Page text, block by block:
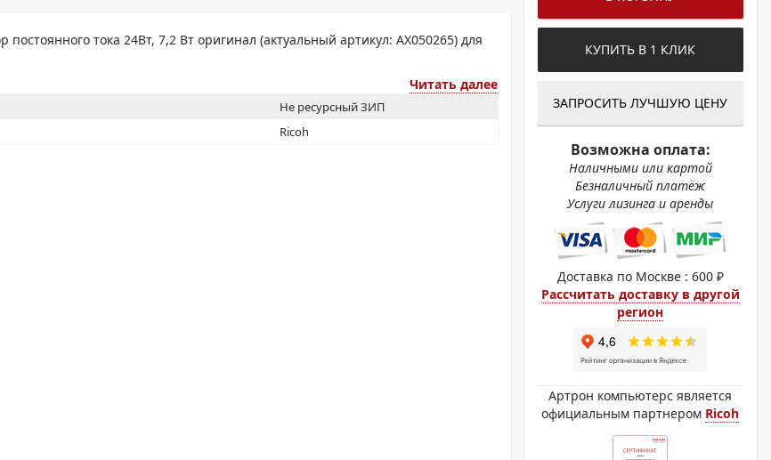
тока 24Вт, 7,2 Вт оригинал (актуальный артикул: AX050265) для
Читать далее
Не ресурсный ЗИП
Ricoh
КУПИТЬ В 1 КЛИК
ЗАПРОСИТЬ ЛУЧШУЮ ЦЕНУ
Возможна оплата:
Наличными или картой
Безналичный платёж
Услуги лизинга и аренды
Доставка по Москве : 600 ₽
Рассчитать доставку в другой
регион
Артрон компьютерс является
официальным партнером Ricoh